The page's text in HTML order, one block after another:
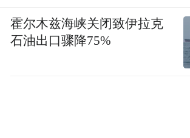
霍尔木兹海峡关闭致伊拉克
石油出口骤降75%